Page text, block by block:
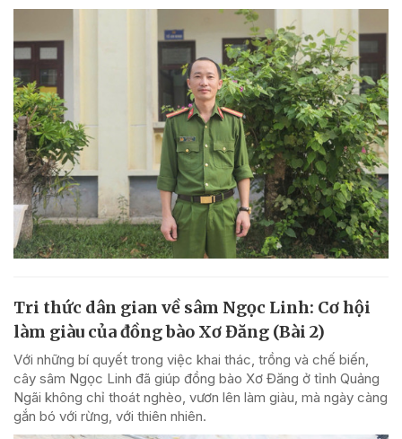
Tri thức dân gian về sâm Ngọc Linh: Cơ hội
làm giàu của đồng bào Xơ Đăng (Bài 2)
Với những bí quyết trong việc khai thác, trồng và chế biến,
cây sâm Ngọc Linh đã giúp đồng bào Xơ Đăng ở tỉnh Quảng
Ngãi không chỉ thoát nghèo, vươn lên làm giàu, mà ngày càng
gắn bó với rừng, với thiên nhiên.